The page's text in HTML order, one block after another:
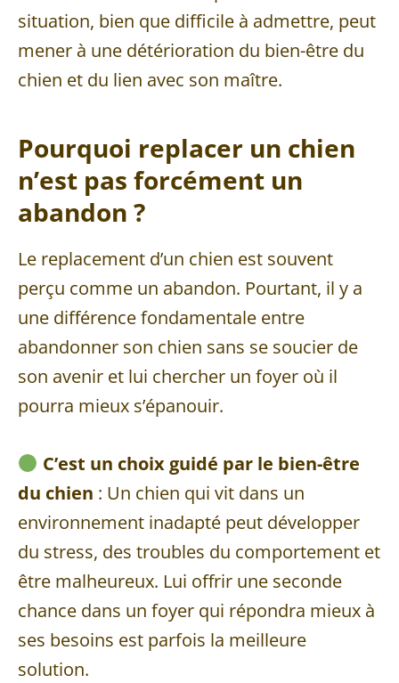
situation, bien que difficile à admettre, peut
mener à une détérioration du bien-être du
chien et du lien avec son maître.
Pourquoi replacer un chien
n’est pas forcément un
abandon ?
Le replacement d’un chien est souvent
perçu comme un abandon. Pourtant, il y a
une différence fondamentale entre
abandonner son chien sans se soucier de
son avenir et lui chercher un foyer où il
pourra mieux s’épanouir.
C’est un choix guidé par le bien-être
du chien : Un chien qui vit dans un
environnement inadapté peut développer
du stress, des troubles du comportement et
être malheureux. Lui offrir une seconde
chance dans un foyer qui répondra mieux à
ses besoins est parfois la meilleure
solution.